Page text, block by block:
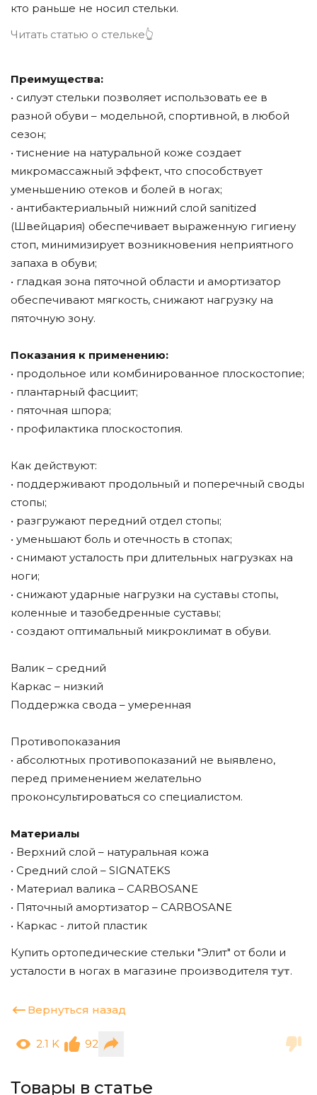
кто раньше не носил стельки.
Читать статью о стельке👆
Преимущества:
• силуэт стельки позволяет использовать ее в
разной обуви – модельной, спортивной, в любой
сезон;
• тиснение на натуральной коже создает
микромассажный эффект, что способствует
уменьшению отеков и болей в ногах;
• антибактериальный нижний слой sanitized
(Швейцария) обеспечивает выраженную гигиену
стоп, минимизирует возникновения неприятного
запаха в обуви;
• гладкая зона пяточной области и амортизатор
обеспечивают мягкость, снижают нагрузку на
пяточную зону.
Показания к применению:
• продольное или комбинированное плоскостопие;
• плантарный фасциит;
• пяточная шпора;
• профилактика плоскостопия.
Как действуют:
• поддерживают продольный и поперечный своды
стопы;
• разгружают передний отдел стопы;
• уменьшают боль и отечность в стопах;
• снимают усталость при длительных нагрузках на
ноги;
• снижают ударные нагрузки на суставы стопы,
коленные и тазобедренные суставы;
• создают оптимальный микроклимат в обуви.
Валик – средний
Каркас – низкий
Поддержка свода – умеренная
Противопоказания
• абсолютных противопоказаний не выявлено,
перед применением желательно
проконсультироваться со специалистом.
Материалы
• Верхний слой – натуральная кожа
• Средний слой – SIGNATEKS
• Материал валика – CARBOSANE
• Пяточный амортизатор – CARBOSANE
• Каркас - литой пластик
Купить ортопедические стельки "Элит" от боли и
усталости в ногах в магазине производителя тут.
Вернуться назад
2.1 K 92
Товары в статье